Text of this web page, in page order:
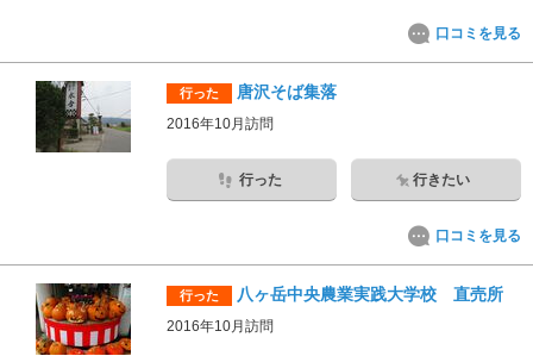
口コミを見る
行った 唐沢そば集落
2016年10月訪問
行った 行きたい
口コミを見る
行った 八ヶ岳中央農業実践大学校 直売所
2016年10月訪問